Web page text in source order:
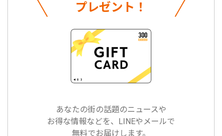
プレゼント！
あなたの街の話題のニュースや
お得な情報などを、LINEやメールで
無料でお届けします。